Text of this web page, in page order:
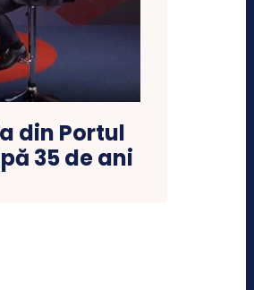
din Portul
35 de ani